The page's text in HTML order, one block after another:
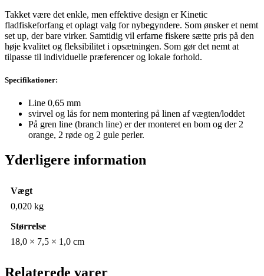
Takket være det enkle, men effektive design er Kinetic
fladfiskeforfang et oplagt valg for nybegyndere. Som ønsker et nemt
set up, der bare virker. Samtidig vil erfarne fiskere sætte pris på den
høje kvalitet og fleksibilitet i opsætningen. Som gør det nemt at
tilpasse til individuelle præferencer og lokale forhold.
Specifikationer:
Line 0,65 mm
svirvel og lås for nem montering på linen af vægten/loddet
På gren line (branch line) er der monteret en bom og der 2
orange, 2 røde og 2 gule perler.
Yderligere information
Vægt
0,020 kg
Størrelse
18,0 × 7,5 × 1,0 cm
Relaterede varer